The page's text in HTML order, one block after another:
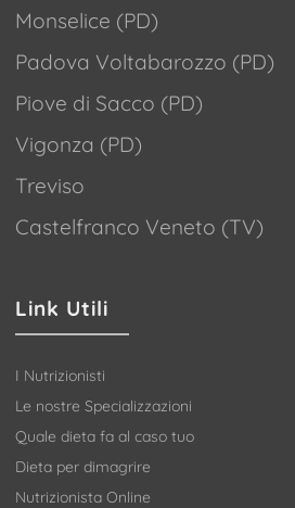
Monselice (PD)
Padova Voltabarozzo (PD)
Piove di Sacco (PD)
Vigonza (PD)
Treviso
Castelfranco Veneto (TV)
Link Utili
I Nutrizionisti
Le nostre Specializzazioni
Quale dieta fa al caso tuo
Dieta per dimagrire
Nutrizionista Online